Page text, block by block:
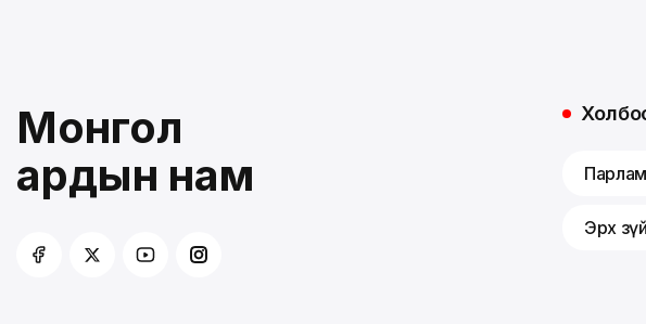
Монгол
ардын нам
Эрх